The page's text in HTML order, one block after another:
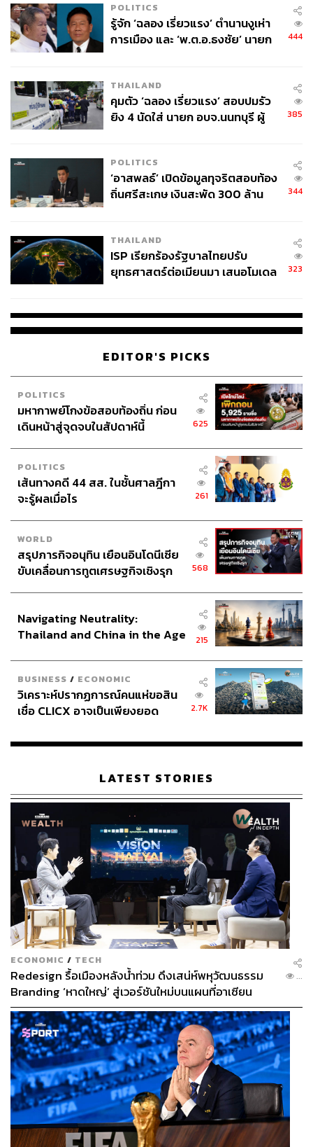
POLITICS
รู้จัก ‘ฉลอง เรี่ยวแรง’ ตำนานงูเห่า
การเมือง และ ‘พ.ต.อ.ธงชัย’ นายก
444
THAILAND
คุมตัว ‘ฉลอง เรี่ยวแรง’ สอบปมรัว
ยิง 4 นัดใส่ นายก อบจ.นนทบุรี ผู้
385
POLITICS
‘อาสพลธ์’ เปิดข้อมูลทุจริตสอบท้อง
ถิ่นศรีสะเกษ เงินสะพัด 300 ล้าน
344
THAILAND
ISP เรียกร้องรัฐบาลไทยปรับ
ยุทธศาสตร์ต่อเมียนมา เสนอโมเดล
323
EDITOR'S PICKS
POLITICS
มหากาพย์โกงข้อสอบท้องถิ่น ก่อน
เดินหน้าสู่จุดจบในสัปดาห์นี้
625
POLITICS
เส้นทางคดี 44 สส. ในชั้นศาลฎีกา
จะรู้ผลเมื่อไร
261
WORLD
สรุปภารกิจอนุทิน เยือนอินโดนีเซีย
ขับเคลื่อนการทูตเศรษฐกิจเชิงรุก
568
Navigating Neutrality:
Thailand and China in the Age
215
BUSINESS / ECONOMIC
วิเคราะห์ปรากฏการณ์คนแห่ขอสิน
เชื่อ CLICX อาจเป็นเพียงยอด
เรือนไทยที่ถูกซุกไว้
2.7K
LATEST STORIES
ECONOMIC / TECH
Redesign รื้อเมืองหลังน้ำท่วม ดึงเสน่ห์พหุวัฒนธรรม
Branding ‘หาดใหญ่’ สู่เวอร์ชันใหม่บนแผนที่อาเซียน
...